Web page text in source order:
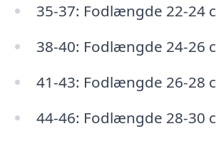
35-37: Fodlængde 22-24
38-40: Fodlængde 24-26
41-43: Fodlængde 26-28
44-46: Fodlængde 28-30